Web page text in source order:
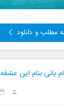
مطلب و دانلود
بانی بنام این عشقه